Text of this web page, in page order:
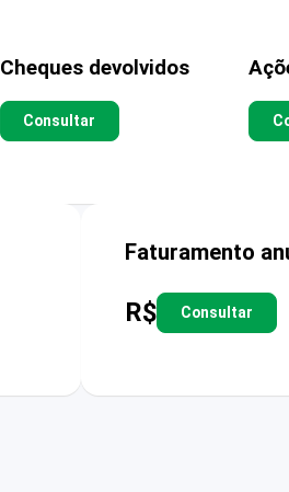
Cheques devolvidos
Consultar
Faturamento
R$ Consultar